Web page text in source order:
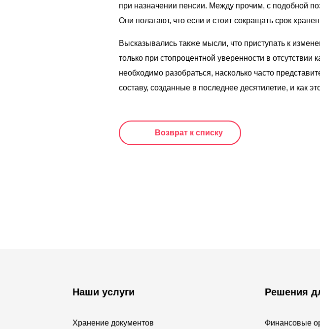
при назначении пенсии. Между прочим, с подобной
Они полагают, что если и стоит сокращать срок
Высказывались также мысли, что приступать к
только при стопроцентной уверенности в
необходимо разобраться, насколько часто
составу, созданные в последнее десятилетие, и как
Возврат к списку
Наши услуги
Хранение документов
Решения
Финансовые